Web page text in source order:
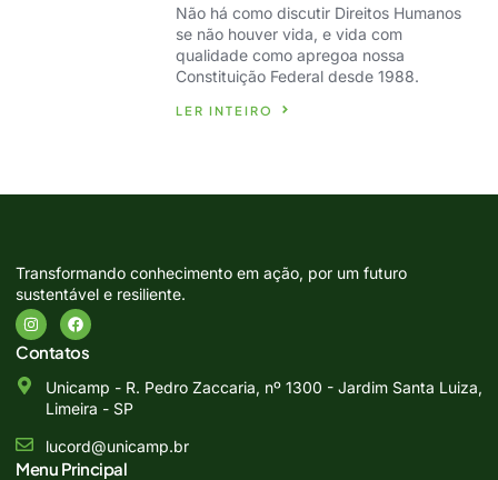
Não há como discutir Direitos Humanos
se não houver vida, e vida com
qualidade como apregoa nossa
Constituição Federal desde 1988.
LER INTEIRO
Transformando conhecimento em ação, por um futuro
sustentável e resiliente.
Menu Principal
Contatos
Unicamp - R. Pedro Zaccaria, nº 1300 - Jardim Santa Luiza,
Limeira - SP
lucord@unicamp.br